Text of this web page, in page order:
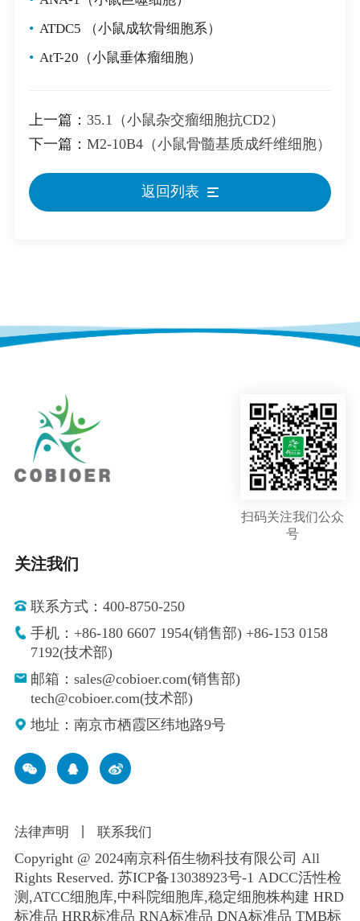
• ATDC5 （小鼠成软骨细胞系）
• AtT-20（小鼠垂体瘤细胞）
上一篇： 35.1（小鼠杂交瘤细胞抗CD2）
下一篇： M2-10B4（小鼠骨髓基质成纤维细胞）
返回列表
扫码关注我们公众
号
关注我们
联系方式：400-8750-250
手机：+86-180 6607 1954(销售部) +86-153 0158
7192(技术部)
邮箱：sales@cobioer.com(销售部)
tech@cobioer.com(技术部)
地址：南京市栖霞区纬地路9号
法律声明 联系我们
Copyright @ 2024南京科佰生物科技有限公司 All
Rights Reserved. 苏ICP备13038923号-1 ADCC活性检
测,ATCC细胞库,中科院细胞库,稳定细胞株构建 HRD
标准品 HRR标准品 RNA标准品 DNA标准品 TMB标